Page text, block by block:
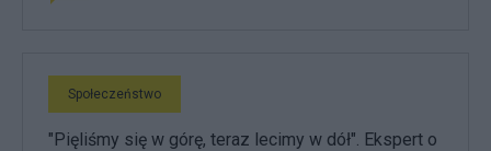
Społeczeństwo
"Pięliśmy się w górę, teraz lecimy w dół". Ekspert o